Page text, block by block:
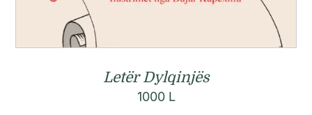
Letër Dylqinjës
1000 L